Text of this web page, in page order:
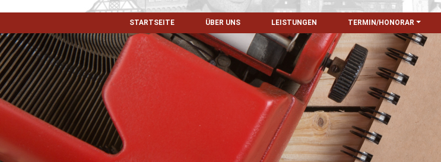
STARTSEITE ÜBER UNS LEISTUNGEN TERMIN/HONORAR